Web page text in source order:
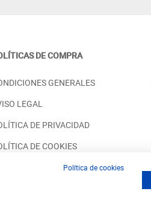
CRISTAL Y 2 CAJONES
PRECIO DESDE:
DE COMPRA
GENERALES
LEGAL
DE PRIVACIDAD
DE COOKIES
Política de cookies